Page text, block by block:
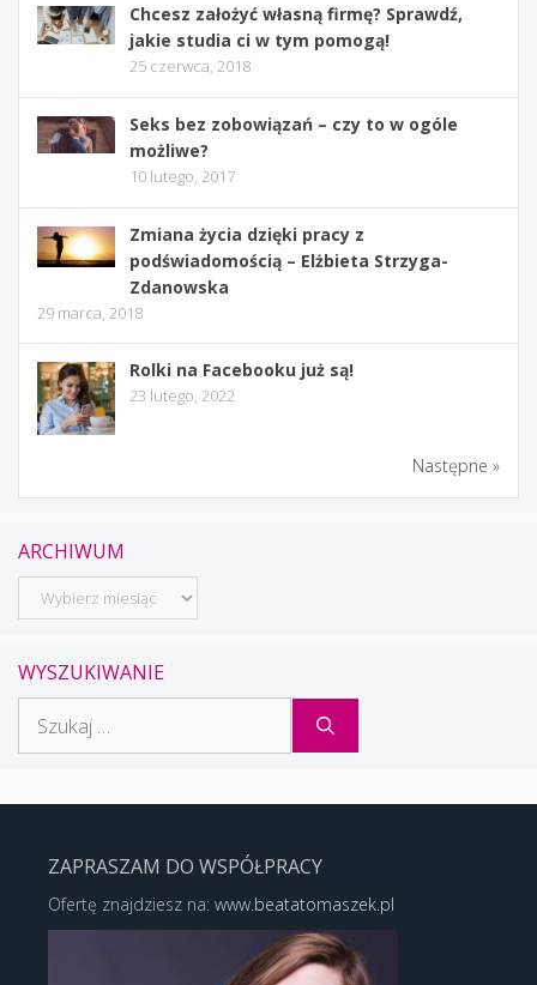
Chcesz założyć własną firmę? Sprawdź,
jakie studia ci w tym pomogą!
25 czerwca, 2018
Seks bez zobowiązań – czy to w ogóle
możliwe?
10 lutego, 2017
Zmiana życia dzięki pracy z
podświadomością – Elżbieta Strzyga-
Zdanowska
29 marca, 2018
Rolki na Facebooku już są!
23 lutego, 2022
Następne »
ARCHIWUM
Archiwum
WYSZUKIWANIE
ZAPRASZAM DO WSPÓŁPRACY
Ofertę znajdziesz na: www.beatatomaszek.pl